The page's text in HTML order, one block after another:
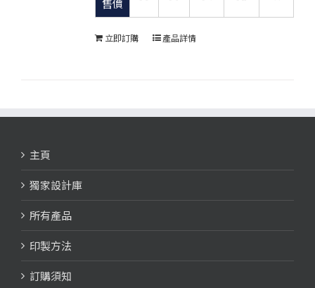
立即訂購 產品詳情
主頁
獨家設計庫
所有產品
印製方法
訂購須知